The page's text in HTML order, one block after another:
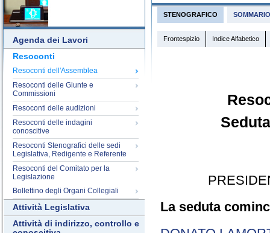
Agenda dei Lavori
Resoconti
Resoconti dell'Assemblea
Resoconti delle Giunte e
Commissioni
Resoconti delle audizioni
Resoconti delle indagini
conoscitive
Resoconti Stenografici delle sedi
Legislativa, Redigente e Referente
Resoconti del Comitato per la
Legislazione
Bollettino degli Organi Collegiali
Attività Legislativa
Attività di indirizzo, controllo e
STENOGRAFICO SOMMARIO
Frontespizio Indice Alfabetico
La seduta